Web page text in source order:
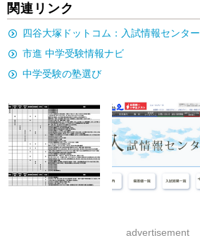
関連リンク
四谷大塚ドットコム：入試情報センター
市進 中学受験情報ナビ
中学受験の塾選び
advertisement